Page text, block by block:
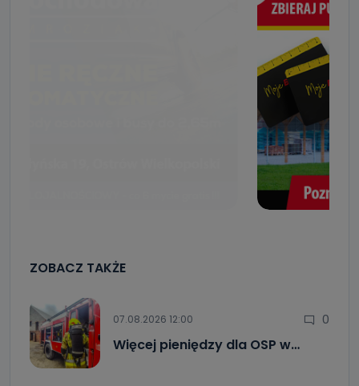
ZOBACZ TAKŻE
07.08.2026 12:00 0
Więcej pieniędzy dla OSP w…